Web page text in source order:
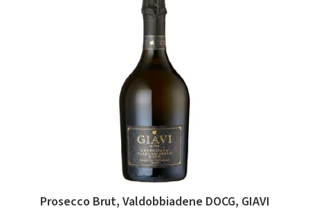
Prosecco Brut, Valdobbiadene DOCG, GIAVI